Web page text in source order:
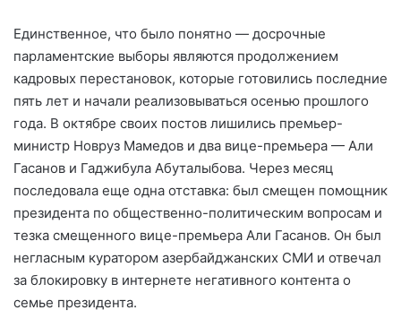
Единственное, что было понятно — досрочные
парламентские выборы являются продолжением
кадровых перестановок, которые готовились последние
пять лет и начали реализовываться осенью прошлого
года. В октябре своих постов лишились премьер-
министр Новруз Мамедов и два вице-премьера — Али
Гасанов и Гаджибула Абуталыбова. Через месяц
последовала еще одна отставка: был смещен помощник
президента по общественно-политическим вопросам и
тезка смещенного вице-премьера Али Гасанов. Он был
негласным куратором азербайджанских СМИ и отвечал
за блокировку в интернете негативного контента о
семье президента.